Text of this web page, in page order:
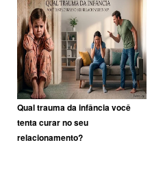
Qual trauma da infância você
tenta curar no seu
relacionamento?